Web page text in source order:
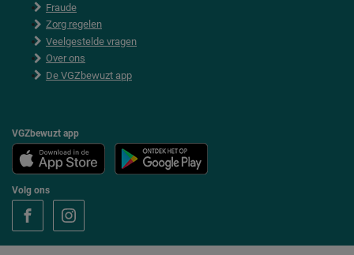
Fraude
Zorg regelen
Veelgestelde vragen
Over ons
De VGZbewuzt app
VGZbewuzt app
Volg ons